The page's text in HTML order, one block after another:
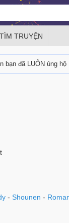
TÌM TRUYỆN
đã LUÔN ủng hộ
-Shounen -